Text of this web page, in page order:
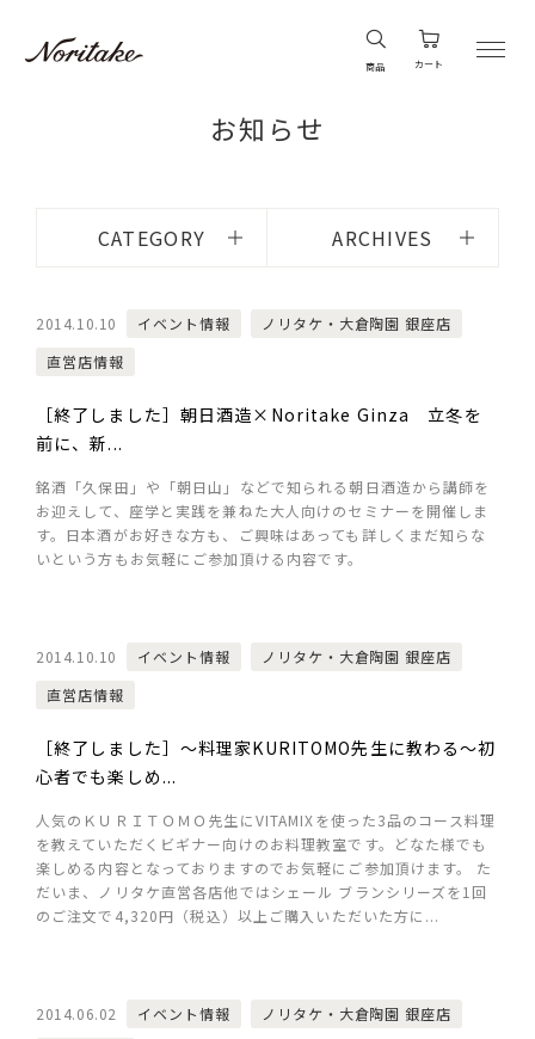
商品 カート
お知らせ
CATEGORY ARCHIVES
2014.10.10 イベント情報
ノリタケ・大倉陶園 銀座店
直営店情報
［終了しました］朝日酒造×Noritake Ginza 立冬を
前に、新...
銘酒「久保田」や「朝日山」などで知られる朝日酒造から講師を
お迎えして、座学と実践を兼ねた大人向けのセミナーを開催しま
す。日本酒がお好きな方も、ご興味はあっても詳しくまだ知らな
いという方もお気軽にご参加頂ける内容です。
2014.10.10 イベント情報
ノリタケ・大倉陶園 銀座店
直営店情報
［終了しました］～料理家KURITOMO先生に教わる～初
心者でも楽しめ...
人気のＫＵＲＩＴＯＭＯ先生にVITAMIXを使った3品のコース料理
を教えていただくビギナー向けのお料理教室です。どなた様でも
楽しめる内容となっておりますのでお気軽にご参加頂けます。 た
だいま、ノリタケ直営各店他ではシェール ブランシリーズを1回
のご注文で4,320円（税込）以上ご購入いただいた方に...
2014.06.02 イベント情報
ノリタケ・大倉陶園 銀座店